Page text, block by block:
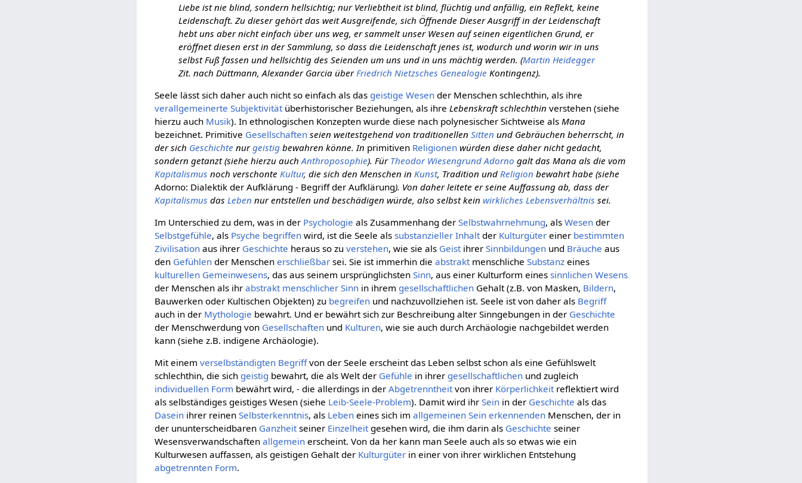
Liebe ist nie blind, sondern hellsichtig; nur Verliebtheit ist blind, flüchtig und anfällig, ein Reflekt, keine
Leidenschaft. Zu dieser gehört das weit Ausgreifende, sich Öffnende Dieser Ausgriff in der Leidenschaft
hebt uns aber nicht einfach über uns weg, er sammelt unser Wesen auf seinen eigentlichen Grund, er
eröffnet diesen erst in der Sammlung, so dass die Leidenschaft jenes ist, wodurch und worin wir in uns
selbst Fuß fassen und hellsichtig des Seienden um uns und in uns mächtig werden. (Martin Heidegger
Zit. nach Düttmann, Alexander Garcia über Friedrich Nietzsches Genealogie Kontingenz).
Seele lässt sich daher auch nicht so einfach als das geistige Wesen der Menschen schlechthin, als ihre
verallgemeinerte Subjektivitätüberhistorischer Beziehungen, als ihreLebenskraft schlechthin verstehen (siehe
hierzu auch Musik). In ethnologischen Konzepten wurde diese nach polynesischer Sichtweise alsMana
bezeichnet. Primitive Gesellschaften seien weitestgehend von traditionellenSitten und Gebräuchen beherrscht, in
der sich Geschichte nurgeistig bewahren könne. In primitiven Religionen würden diese daher nicht gedacht,
sondern getanzt (siehe hierzu auchAnthroposophie). Für Theodor Wiesengrund Adorno galt das Mana als die vom
Kapitalismus noch verschonteKultur, die sich den Menschen inKunst, Tradition undReligion bewahrt habe (siehe
Adorno: Dialektik der Aufklärung - Begriff der Aufklärung). Von daher leitete er seine Auffassung ab, dass der
Kapitalismus dasLeben nur entstellen und beschädigen würde, also selbst keinwirkliches Lebensverhältnis sei.
Im Unterschied zu dem, was in der Psychologie als Zusammenhang derSelbstwahrnehmung, alsWesen der
Selbstgefühle, als Psyche begriffen wird, ist die Seele alssubstanzieller Inhaltder Kulturgüter einer bestimmten
Zivilisation aus ihrer Geschichte heraus so zuverstehen, wie sie als GeistihrerSinnbildungen und Bräuche aus
den Gefühlen der Menschenerschließbar sei. Sie ist immerhin dieabstraktmenschlicheSubstanz eines
kulturellen Gemeinwesens, das aus seinem ursprünglichstenSinn, aus einer Kulturform einessinnlichen Wesens
der Menschen als ihrabstrakt menschlicher Sinn in ihrem gesellschaftlichen Gehalt (z.B. von Masken, Bildern,
Bauwerken oder Kultischen Objekten) zu begreifen und nachzuvollziehen ist. Seele ist von daher als Begriff
auch in der Mythologie bewahrt. Und er bewährt sich zur Beschreibung alter Sinngebungen in der Geschichte
der Menschwerdung von Gesellschaften und Kulturen, wie sie auch durch Archäologie nachgebildet werden
kann (siehe z.B. indigene Archäologie).
Mit einemverselbständigten Begriffvon der Seele erscheint das Leben selbst schon als eine Gefühlswelt
schlechthin, die sich geistig bewahrt, die als Welt der Gefühle in ihrer gesellschaftlichen und zugleich
individuellen Form bewährt wird, - die allerdings in derAbgetrenntheitvon ihrer Körperlichkeitreflektiert wird
als selbständiges geistiges Wesen (siehe Leib-Seele-Problem). Damit wird ihrSein in der Geschichte als das
Dasein ihrer reinenSelbsterkenntnis, als Leben eines sich imallgemeinen Sein erkennenden Menschen, der in
der ununterscheidbaren Ganzheitseiner Einzelheitgesehen wird, die ihm darin als Geschichte seiner
Wesensverwandschaftenallgemein erscheint. Von da her kann man Seele auch als so etwas wie ein
Kulturwesen auffassen, als geistigen Gehalt der Kulturgüter in einer von ihrer wirklichen Entstehung
abgetrennten Form.